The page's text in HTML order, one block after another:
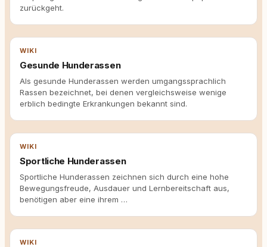
zurückgeht.
WIKI
Gesunde Hunderassen
Als gesunde Hunderassen werden umgangssprachlich
Rassen bezeichnet, bei denen vergleichsweise wenige
erblich bedingte Erkrankungen bekannt sind.
WIKI
Sportliche Hunderassen
Sportliche Hunderassen zeichnen sich durch eine hohe
Bewegungsfreude, Ausdauer und Lernbereitschaft aus,
benötigen aber eine ihrem …
WIKI